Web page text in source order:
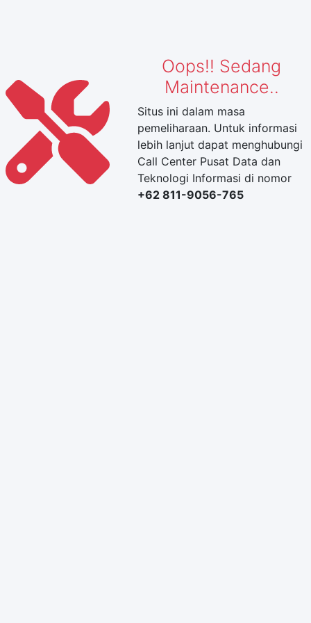
Oops!! Sedang
Maintenance..
Situs ini dalam masa
pemeliharaan. Untuk informasi
lebih lanjut dapat menghubungi
Call Center Pusat Data dan
Teknologi Informasi di nomor
+62 811-9056-765